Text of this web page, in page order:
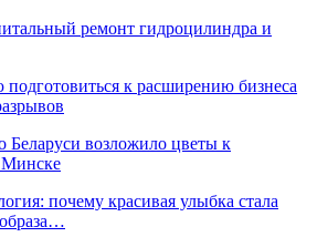
ремонт гидроцилиндра и
к расширению бизнеса
Беларуси возложило цветы к
почему красивая улыбка стала